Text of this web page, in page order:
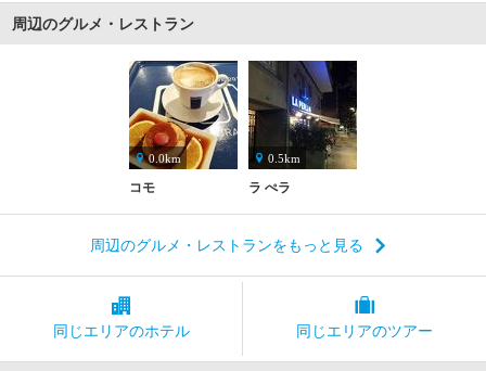
周辺のグルメ・レストラン
0.0km
コモ
0.5km
ラ ぺラ
周辺のグルメ・レストランをもっと見る
同じエリアのホテル 同じエリアのツアー